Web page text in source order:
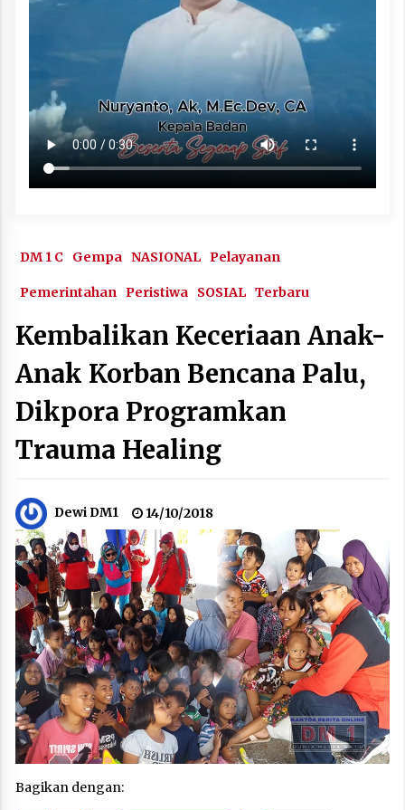
DM 1 C Gempa NASIONAL Pelayanan
Pemerintahan Peristiwa SOSIAL Terbaru
Kembalikan Keceriaan Anak-
Anak Korban Bencana Palu,
Dikpora Programkan
Trauma Healing
Dewi DM1 14/10/2018
Bagikan dengan: